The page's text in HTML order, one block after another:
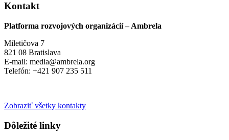
Kontakt
Platforma rozvojových organizácií – Ambrela
Miletičova 7
821 08 Bratislava
E-mail: media@ambrela.org
Telefón: +421 907 235 511
Zobraziť všetky kontakty
Dôležité linky